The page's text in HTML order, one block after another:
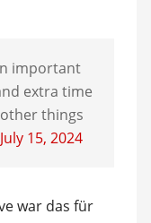
important
extra time
things
July 15, 2024
war das für